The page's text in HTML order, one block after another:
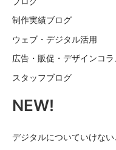
制作実績ブログ
ウェブ・デジタル活用
広告・販促・デザインコラ
スタッフブログ
NEW!
デジタルについていけな